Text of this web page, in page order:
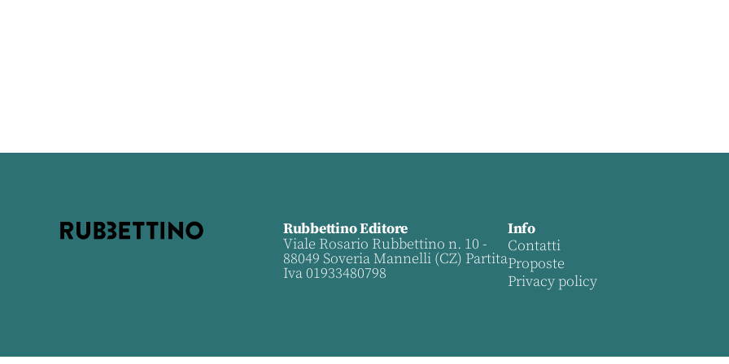
Rubbettino Editore
Viale Rosario Rubbettino n. 10 -
88049 Soveria Mannelli (CZ) Partita
Iva 01933480798
Info
Contatti
Proposte
Privacy policy